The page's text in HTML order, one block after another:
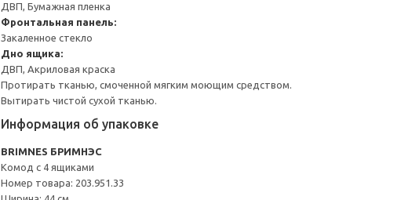
ДВП, Бумажная пленка
Фронтальная панель:
Закаленное стекло
Дно ящика:
ДВП, Акриловая краска
Протирать тканью, смоченной мягким моющим средством.
Вытирать чистой сухой тканью.
Информация об упаковке
BRIMNES БРИМНЭС
Комод с 4 ящиками
Номер товара: 203.951.33